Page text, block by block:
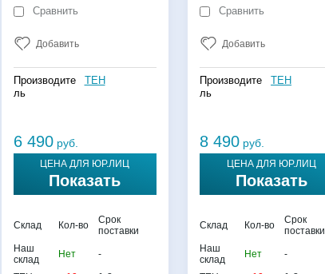
Сравнить
Добавить
Производите
ль
TEH
6 490руб.
ЦЕНА ДЛЯ ЮР.ЛИЦ
Показать
Склад Кол-во
Срок
поставки
Наш
склад
Нет -
Сравнить
Добавить
Производите
ль
TEH
8 490 руб.
ЦЕНА ДЛЯ ЮР.ЛИЦ
Показать
Склад Кол-во
Срок
поставки
Наш
склад
Нет -